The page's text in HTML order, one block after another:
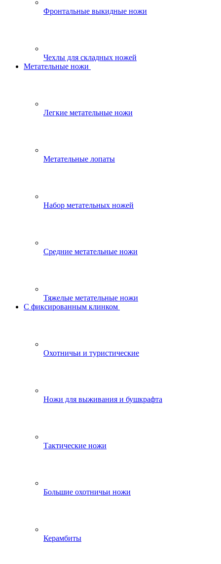
Фронтальные выкидные ножи
Чехлы для складных ножей
Метательные ножи
Легкие метательные ножи
Метательные лопаты
Набор метательных ножей
Средние метательные ножи
Тяжелые метательные ножи
С фиксированным клинком
Охотничьи и туристические
Ножи для выживания и бушкрафта
Тактические ножи
Большие охотничьи ножи
Керамбиты